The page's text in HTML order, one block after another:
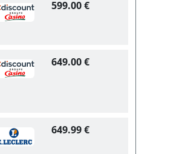
599.00 €
649.00 €
649.99 €